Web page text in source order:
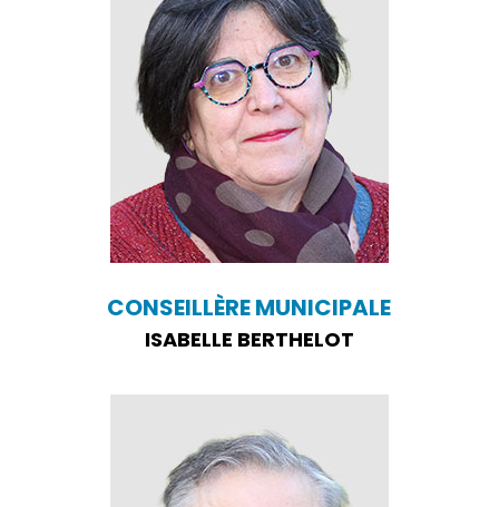
CONSEILLÈRE MUNICIPALE
ISABELLE BERTHELOT